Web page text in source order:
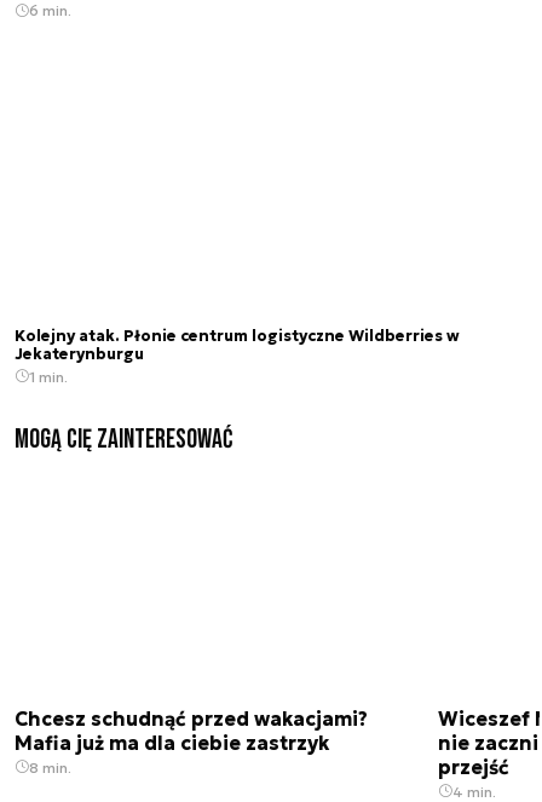
6 min.
Kolejny atak. Płonie centrum logistyczne Wildberries w
Jekaterynburgu
1 min.
Mogą Cię zainteresować
Chcesz schudnąć przed wakacjami?
Mafia już ma dla ciebie zastrzyk
8 min.
Wiceszef
nie
przejść
4 min.